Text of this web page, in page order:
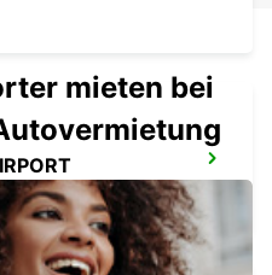
AFRICA
mieten bei